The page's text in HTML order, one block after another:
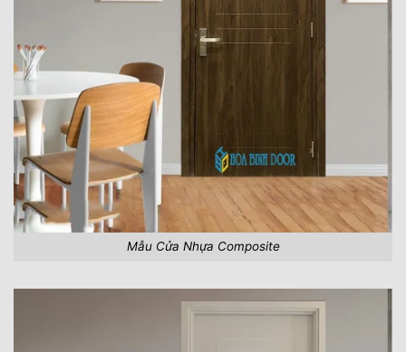
Mẫu Cửa Nhựa Composite